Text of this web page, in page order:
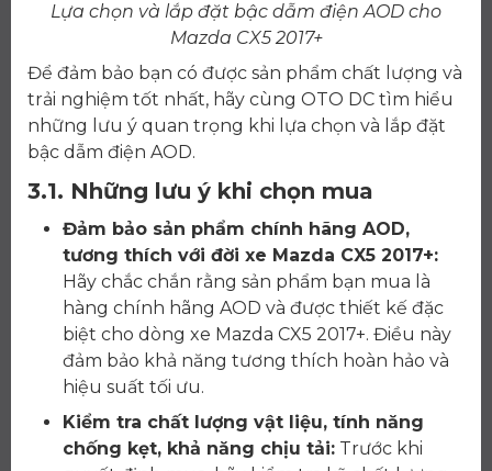
Lựa chọn và lắp đặt bậc dẫm điện AOD cho
Mazda CX5 2017+
Để đảm bảo bạn có được sản phẩm chất lượng và
trải nghiệm tốt nhất, hãy cùng OTO DC tìm hiểu
những lưu ý quan trọng khi lựa chọn và lắp đặt
bậc dẫm điện AOD.
3.1. Những lưu ý khi chọn mua
Đảm bảo sản phẩm chính hãng AOD,
tương thích với đời xe Mazda CX5 2017+:
Hãy chắc chắn rằng sản phẩm bạn mua là
hàng chính hãng AOD và được thiết kế đặc
biệt cho dòng xe Mazda CX5 2017+. Điều này
đảm bảo khả năng tương thích hoàn hảo và
hiệu suất tối ưu.
Kiểm tra chất lượng vật liệu, tính năng
chống kẹt, khả năng chịu tải: Trước khi